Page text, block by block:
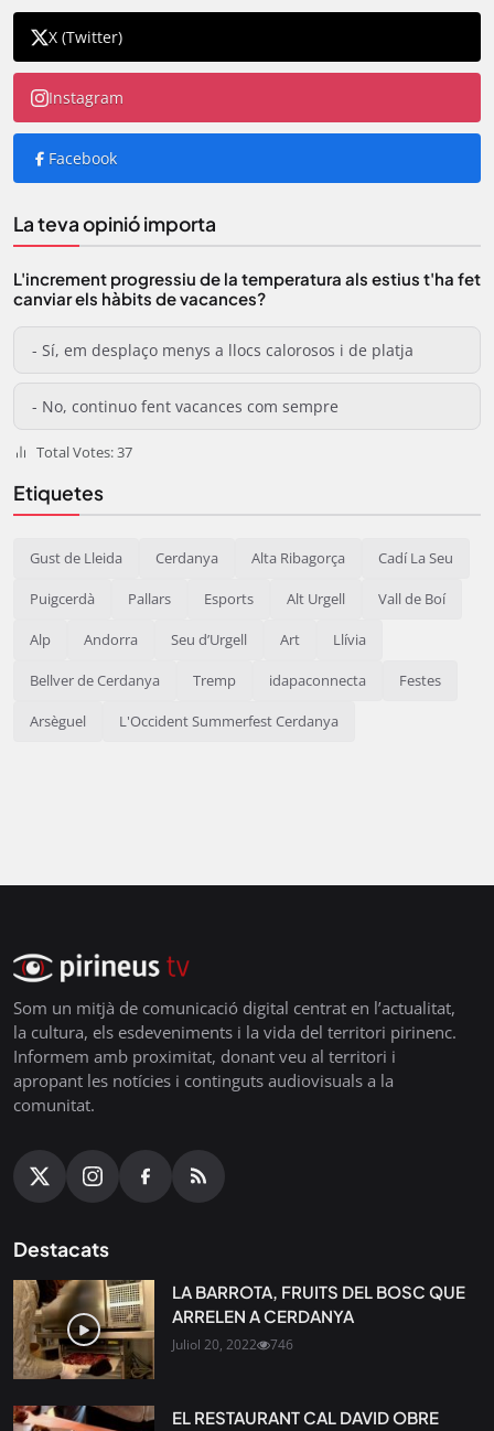
X (Twitter)
Instagram
Facebook
La teva opinió importa
L'increment progressiu de la temperatura als estius t'ha fet
canviar els hàbits de vacances?
- Sí, em desplaço menys a llocs calorosos i de platja
- No, continuo fent vacances com sempre
Total Votes: 37
Etiquetes
Gust de Lleida Cerdanya Alta Ribagorça Cadí La Seu
Puigcerdà Pallars Esports Alt Urgell Vall de Boí
Alp Andorra Seu d’Urgell Art Llívia
Bellver de Cerdanya Tremp idapaconnecta Festes
Arsèguel L'Occident Summerfest Cerdanya
Som un mitjà de comunicació digital centrat en l’actualitat,
la cultura, els esdeveniments i la vida del territori pirinenc.
Informem amb proximitat, donant veu al territori i
apropant les notícies i continguts audiovisuals a la
comunitat.
Destacats
LA BARROTA, FRUITS DEL BOSC QUE
ARRELEN A CERDANYA
Juliol 20, 2022 746
EL RESTAURANT CAL DAVID OBRE